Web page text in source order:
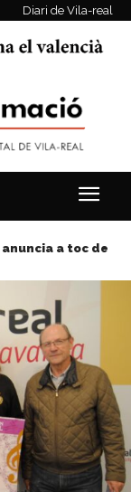
Diari de Vila-real
anuncia a toc de